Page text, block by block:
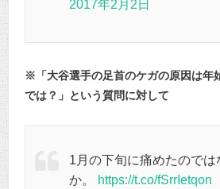
2017年2月2日
※「大谷選手の足首のケガの原因は年
では？」という質問に対して
1月の下旬に痛めたのでは
か。
https://t.co/fSrrIetqon